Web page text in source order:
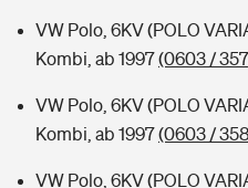
VW Polo, 6KV (POLO
Kombi, ab 1997(0603 /
VW Polo, 6KV (POLO
Kombi, ab 1997(0603 /
VW Polo, 6KV (POLO